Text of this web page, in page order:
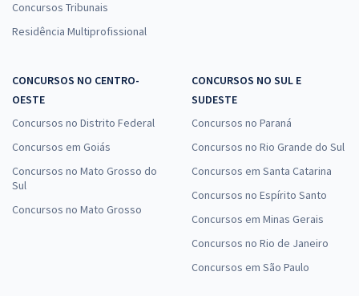
Concursos Tribunais
Residência Multiprofissional
CONCURSOS NO CENTRO-
OESTE
Concursos no Distrito Federal
Concursos em Goiás
Concursos no Mato Grosso do
Sul
Concursos no Mato Grosso
CONCURSOS NO SUL E
SUDESTE
Concursos no Paraná
Concursos no Rio Grande do Sul
Concursos em Santa Catarina
Concursos no Espírito Santo
Concursos em Minas Gerais
Concursos no Rio de Janeiro
Concursos em São Paulo